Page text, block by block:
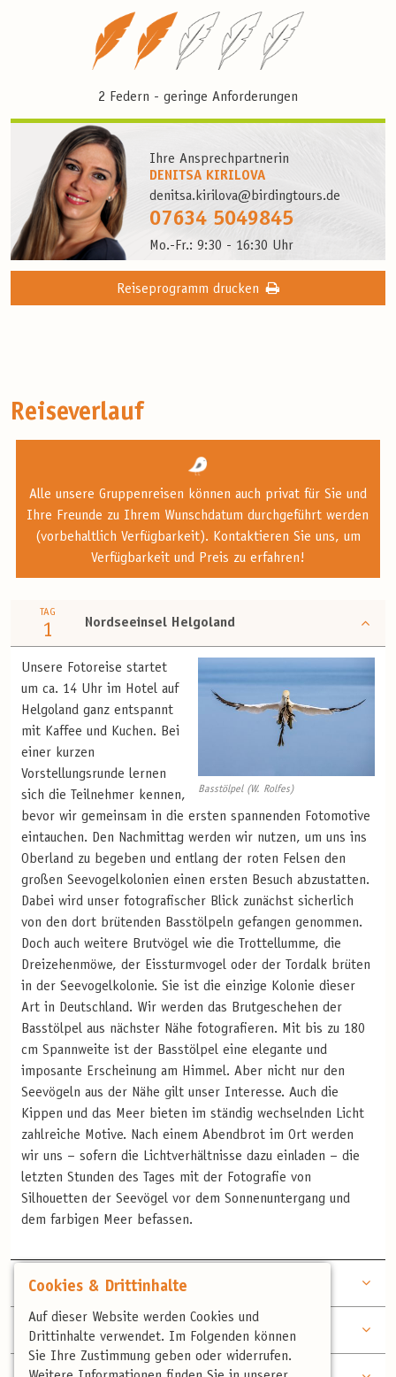
Cookies & Drittinhalte
Auf dieser Website werden Cookies und
Drittinhalte verwendet. Im Folgenden können
Sie Ihre Zustimmung geben oder widerrufen.
2 Federn - geringe Anforderungen
Ihre Ansprechpartnerin
DENITSA KIRILOVA
denitsa.kirilova@birdingtours.de
07634 5049845
Mo.-Fr.: 9:30 - 16:30 Uhr
Reiseprogramm drucken
Reiseverlauf
Alle unsere Gruppenreisen können auch privat für Sie und
Ihre Freunde zu Ihrem Wunschdatum durchgeführt werden
(vorbehaltlich Verfügbarkeit). Kontaktieren Sie uns, um
Verfügbarkeit und Preis zu erfahren!
TAG
1 Nordseeinsel Helgoland
Basstölpel (W. Rolfes)
Unsere Fotoreise startet
um ca. 14 Uhr im Hotel auf
Helgoland ganz entspannt
mit Kaffee und Kuchen. Bei
einer kurzen
Vorstellungsrunde lernen
sich die Teilnehmer kennen,
bevor wir gemeinsam in die ersten spannenden Fotomotive
eintauchen. Den Nachmittag werden wir nutzen, um uns ins
Oberland zu begeben und entlang der roten Felsen den
großen Seevogelkolonien einen ersten Besuch abzustatten.
Dabei wird unser fotografischer Blick zunächst sicherlich
von den dort brütenden Basstölpeln gefangen genommen.
Doch auch weitere Brutvögel wie die Trottellumme, die
Dreizehenmöwe, der Eissturmvogel oder der Tordalk brüten
in der Seevogelkolonie. Sie ist die einzige Kolonie dieser
Art in Deutschland. Wir werden das Brutgeschehen der
Basstölpel aus nächster Nähe fotografieren. Mit bis zu 180
cm Spannweite ist der Basstölpel eine elegante und
imposante Erscheinung am Himmel. Aber nicht nur den
Seevögeln aus der Nähe gilt unser Interesse. Auch die
Kippen und das Meer bieten im ständig wechselnden Licht
zahlreiche Motive. Nach einem Abendbrot im Ort werden
wir uns – sofern die Lichtverhältnisse dazu einladen – die
letzten Stunden des Tages mit der Fotografie von
Silhouetten der Seevögel vor dem Sonnenuntergang und
dem farbigen Meer befassen.
2 Fotos über Fotos...
TAG
3 Übung macht den Meister